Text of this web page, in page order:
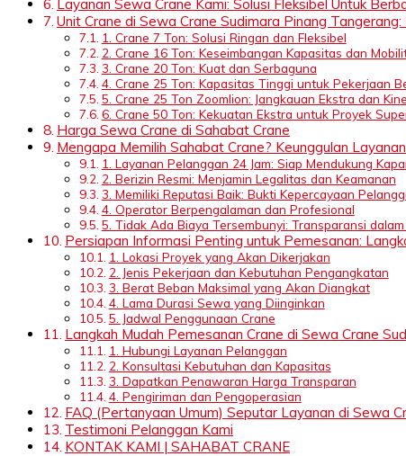
Layanan Sewa Crane Kami: Solusi Fleksibel Untuk
Unit Crane di Sewa Crane Sudimara Pinang
1. Crane 7 Ton: Solusi Ringan dan Fleksibel
2. Crane 16 Ton: Keseimbangan Kapasitas dan
3. Crane 20 Ton: Kuat dan Serbaguna
4. Crane 25 Ton: Kapasitas Tinggi untuk Pekerjaan
5. Crane 25 Ton Zoomlion: Jangkauan Ekstra dan
6. Crane 50 Ton: Kekuatan Ekstra untuk Proyek
Harga Sewa Crane di Sahabat Crane
Mengapa Memilih Sahabat Crane? Keunggulan
1. Layanan Pelanggan 24 Jam: Siap Mendukung
2. Berizin Resmi: Menjamin Legalitas dan Keamanan
3. Memiliki Reputasi Baik: Bukti Kepercayaan
4. Operator Berpengalaman dan Profesional
5. Tidak Ada Biaya Tersembunyi: Transparansi
Persiapan Informasi Penting untuk Pemesanan:
1. Lokasi Proyek yang Akan Dikerjakan
2. Jenis Pekerjaan dan Kebutuhan Pengangkatan
3. Berat Beban Maksimal yang Akan Diangkat
4. Lama Durasi Sewa yang Diinginkan
5. Jadwal Penggunaan Crane
Langkah Mudah Pemesanan Crane di Sewa Crane
1. Hubungi Layanan Pelanggan
2. Konsultasi Kebutuhan dan Kapasitas
3. Dapatkan Penawaran Harga Transparan
4. Pengiriman dan Pengoperasian
FAQ (Pertanyaan Umum) Seputar Layanan di Sewa
Testimoni Pelanggan Kami
KONTAK KAMI | SAHABAT CRANE